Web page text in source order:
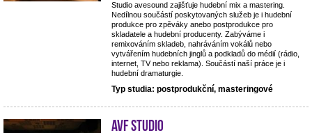
Studio avesound zajišťuje hudební mix a mastering.
Nedílnou součástí poskytovaných služeb je i hudební
produkce pro zpěváky anebo postprodukce pro
skladatele a hudební producenty. Zabýváme i
remixováním skladeb, nahráváním vokálů nebo
vytvářením hudebních jinglů a podkladů do médií (rádio,
internet, TV nebo reklama). Součástí naší práce je i
hudební dramaturgie.
Typ studia: postprodukční, masteringové
AVF STUDIO